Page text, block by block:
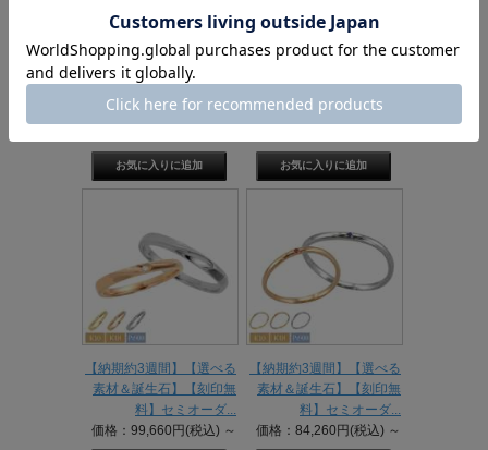
【納期約3週間】【選べる
料】セミオーダ...
料】セミオーダ...
【納期約3週間】【選べる
素材＆誕生石】【刻印無
料】セミオーダ...
価格：99,660円(税込) ～
【納期約3週間】【選べる
素材＆誕生石】【刻印無
料】セミオーダ...
価格：84,260円(税込) ～